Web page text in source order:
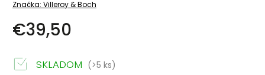
Značka: Villeroy & Boch
€39,50
SKLADOM (>5 ks)